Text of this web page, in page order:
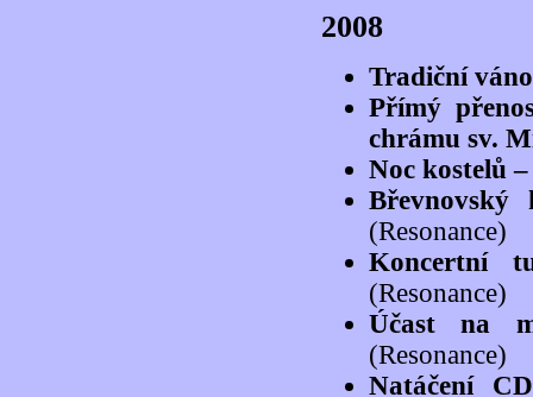
2008
Tradiční
Přímý
chrámu sv.
Noc kostelů
(Resonance)
Koncertní
(Resonance)
Účast na
(Resonance)
Natáčení